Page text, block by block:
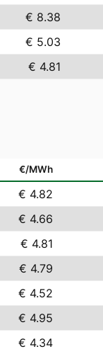
€ 8.38
€ 5.03
€ 4.81
€/MWh
€ 4.82
€ 4.66
€ 4.81
€ 4.79
€ 4.52
€ 4.95
€ 4.34